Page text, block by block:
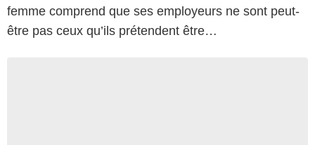
femme comprend que ses employeurs ne sont peut-
être pas ceux qu’ils prétendent être…